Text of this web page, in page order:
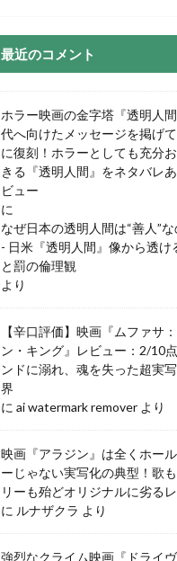
最近のコメント
ホラー映画の金字塔『透明人
代へ向けたメッセージを掲げ
に復刻！ホラーとしても充分
きる『透明人間』をネタバレ
ビュー
に
なぜ日本の透明人間は“善人”な
- 日米『透明人間』像から透け
と罰の倫理観
より
【辛口評価】映画『ムファサ
ン・キング』レビュー：2/10
ンドに溺れ、魂を失った超実
界
に ai watermark remover より
映画『アラジン』は全くホー
ーじゃない実写化の典型！歌
リーも殆どオリジナルに劣る
に ルナザクラ より
強烈なクライム映画『ドライ